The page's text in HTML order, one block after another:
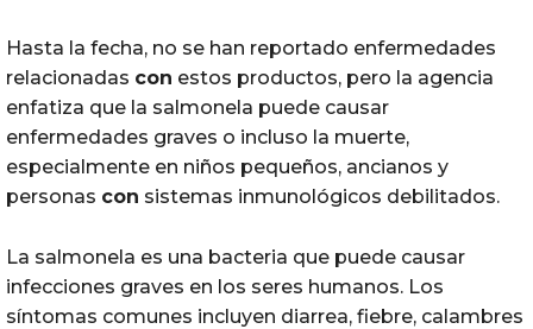
Hasta la fecha, no se han reportado enfermedades
relacionadas con estos productos, pero la agencia
enfatiza que la salmonela puede causar
enfermedades graves o incluso la muerte,
especialmente en niños pequeños, ancianos y
personas con sistemas inmunológicos debilitados.
La salmonela es una bacteria que puede causar
infecciones graves en los seres humanos. Los
síntomas comunes incluyen diarrea, fiebre, calambres